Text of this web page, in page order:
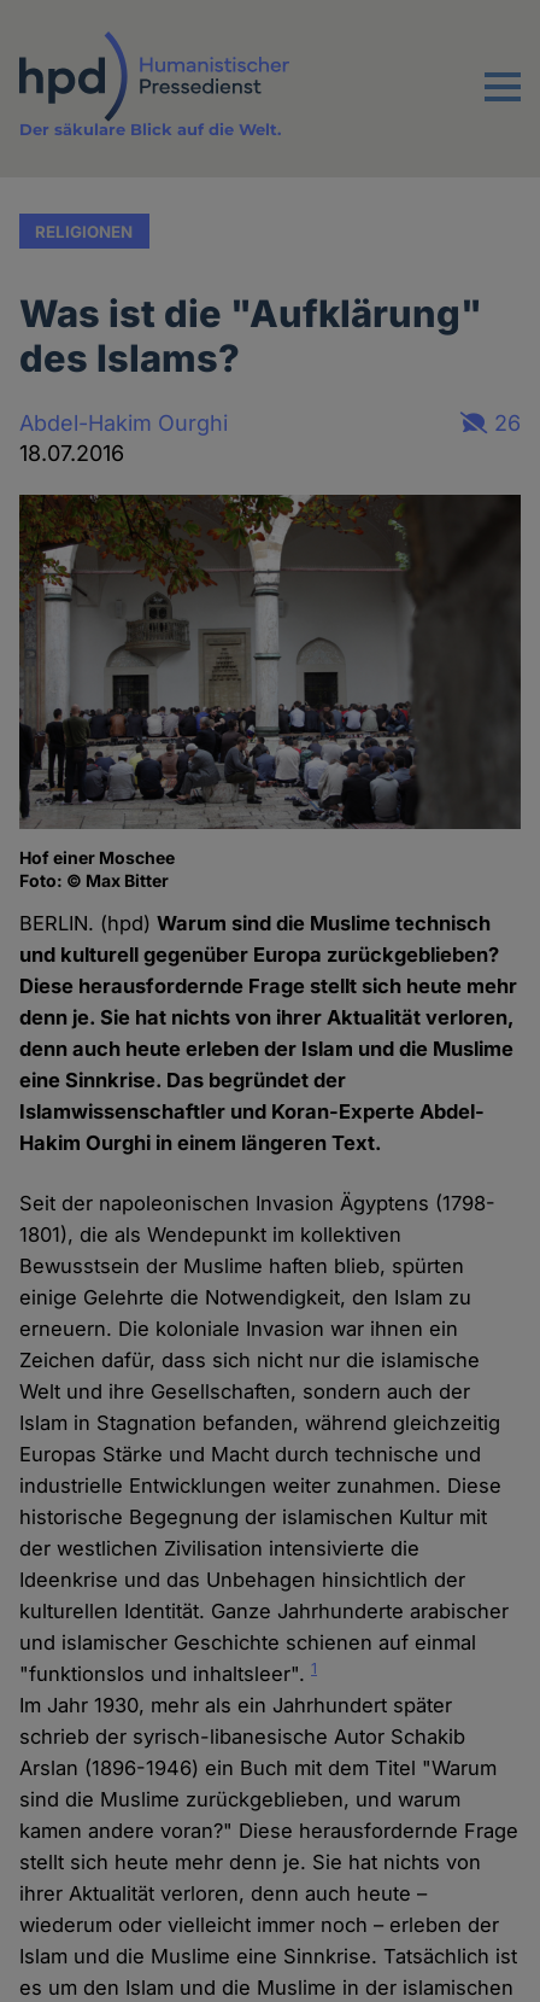
Inhalt
Menu
Der säkulare Blick auf die Welt.
RELIGIONEN
Was ist die "Aufklärung"
des Islams?
Abdel-Hakim Ourghi
18.07.2016
26
Hof einer Moschee
Foto: © Max Bitter
BERLIN. (hpd)Warum sind die Muslime technisch
und kulturell gegenüber Europa zurückgeblieben?
Diese herausfordernde Frage stellt sich heute mehr
denn je. Sie hat nichts von ihrer Aktualität verloren,
denn auch heute erleben der Islam und die Muslime
eine Sinnkrise. Das begründet der
Islamwissenschaftler und Koran-Experte Abdel-
Hakim Ourghi in einem längeren Text.
Seit der napoleonischen Invasion Ägyptens (1798-
1801), die als Wendepunkt im kollektiven
Bewusstsein der Muslime haften blieb, spürten
einige Gelehrte die Notwendigkeit, den Islam zu
erneuern. Die koloniale Invasion war ihnen ein
Zeichen dafür, dass sich nicht nur die islamische
Welt und ihre Gesellschaften, sondern auch der
Islam in Stagnation befanden, während gleichzeitig
Europas Stärke und Macht durch technische und
industrielle Entwicklungen weiter zunahmen. Diese
historische Begegnung der islamischen Kultur mit
der westlichen Zivilisation intensivierte die
Ideenkrise und das Unbehagen hinsichtlich der
kulturellen Identität. Ganze Jahrhunderte arabischer
und islamischer Geschichte schienen auf einmal
"funktionslos und inhaltsleer".1
Im Jahr 1930, mehr als ein Jahrhundert später
schrieb der syrisch-libanesische Autor Schakib
Arslan (1896-1946) ein Buch mit dem Titel "Warum
sind die Muslime zurückgeblieben, und warum
kamen andere voran?" Diese herausfordernde Frage
stellt sich heute mehr denn je. Sie hat nichts von
ihrer Aktualität verloren, denn auch heute –
wiederum oder vielleicht immer noch – erleben der
Islam und die Muslime eine Sinnkrise. Tatsächlich ist
es um den Islam und die Muslime in der islamischen